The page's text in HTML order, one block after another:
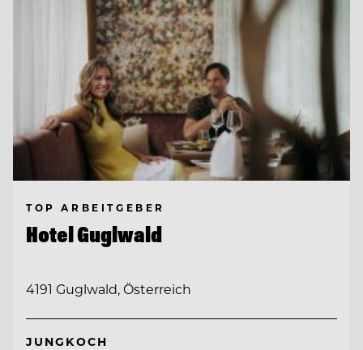
TOP ARBEITGEBER
Hotel Guglwald
4191 Guglwald, Österreich
JUNGKOCH